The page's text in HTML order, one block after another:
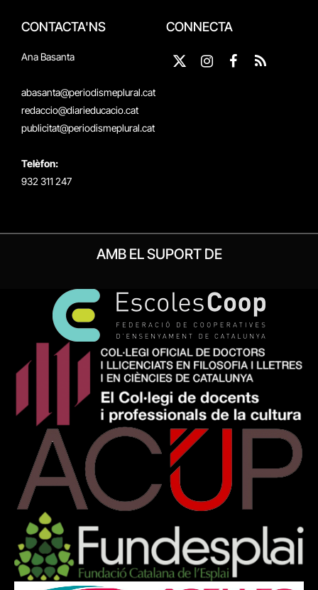
CONTACTA'NS
Ana Basanta
abasanta@periodismeplural.cat
redaccio@diarieducacio.cat
publicitat@periodismeplural.cat
Telèfon:
932 311 247
CONNECTA
X
Instagram
Facebook
RSS
AMB EL SUPORT DE